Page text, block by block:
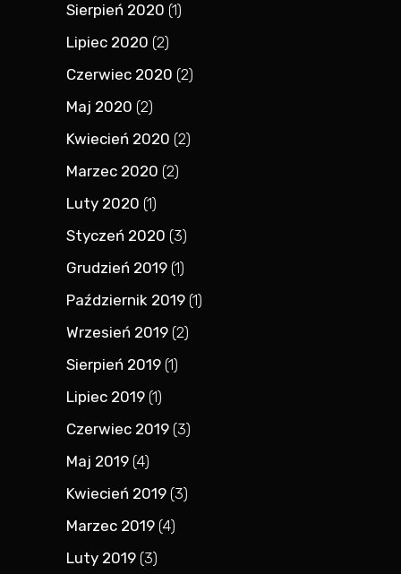
Sierpień 2020 (1)
Lipiec 2020 (2)
Czerwiec 2020 (2)
Maj 2020 (2)
Kwiecień 2020 (2)
Marzec 2020 (2)
Luty 2020 (1)
Styczeń 2020 (3)
Grudzień 2019 (1)
Październik 2019 (1)
Wrzesień 2019 (2)
Sierpień 2019 (1)
Lipiec 2019 (1)
Czerwiec 2019 (3)
Maj 2019 (4)
Kwiecień 2019 (3)
Marzec 2019 (4)
Luty 2019 (3)